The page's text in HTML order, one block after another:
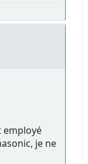
employé
je ne